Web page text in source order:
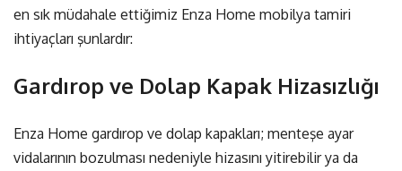
en sık müdahale ettiğimiz Enza Home mobilya tamiri
ihtiyaçları şunlardır:
Gardırop ve Dolap Kapak Hizasızlığı
Enza Home gardırop ve dolap kapakları; menteşe ayar
vidalarının bozulması nedeniyle hizasını yitirebilir ya da